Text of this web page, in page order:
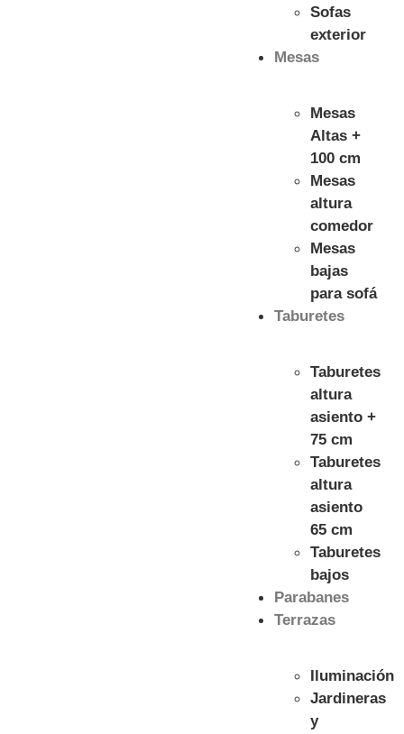
Sofas
exterior
Mesas
Mesas
Altas +
100 cm
Mesas
altura
comedor
Mesas
bajas
para sofá
Taburetes
Taburetes
altura
asiento +
75 cm
Taburetes
altura
asiento
65 cm
Taburetes
bajos
Parabanes
Terrazas
Iluminación
Jardineras
y